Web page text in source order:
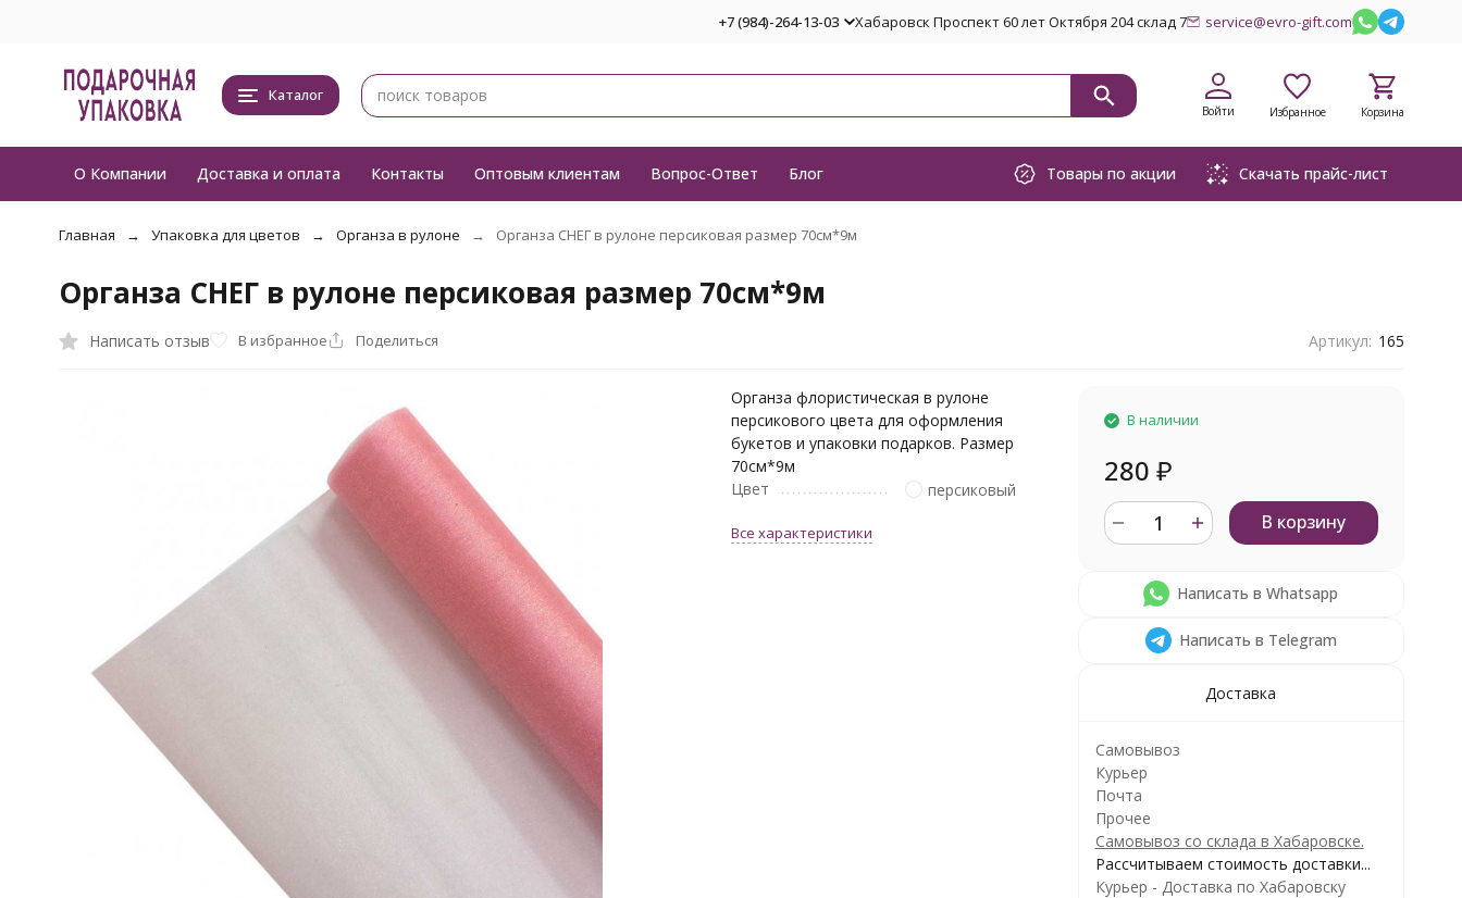
+7 (984)-264-13-03 Хабаровск Проспект 60 лет Октября 204 склад 7 service@evro-gift.com
Каталог
Войти Избранное Корзина
О Компании Доставка и оплата Контакты Оптовым клиентам Вопрос-Ответ Блог Товары по акции Скачать прайс-лист
Главная Упаковка для цветов Органза в рулоне Органза СНЕГ в рулоне персиковая размер 70см*9м
Органза СНЕГ в рулоне персиковая размер 70см*9м
Написать отзыв В избранное Поделиться Артикул: 165
Органза флористическая в рулоне
персикового цвета для оформления
букетов и упаковки подарков. Размер
70см*9м
Цвет
персиковый
Все характеристики
В наличии
280 ₽
В корзину
Написать в Whatsapp
Написать в Telegram
Доставка
Самовывоз
Курьер
Почта
Прочее
Самовывоз со склада в Хабаровске.
Рассчитываем стоимость доставки...
Курьер - Доставка по Хабаровску